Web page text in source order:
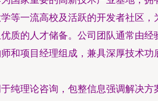
等一流高校及活跃的开发者社区，
质的人才储备。公司团队通常由经
和项目经理组成，兼具深厚技术功
纯理论咨询，包整信息强调解决方